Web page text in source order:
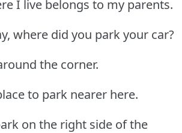
I live belongs to my parents.
where did you park your car?
the corner.
to park nearer here.
on the right side of the